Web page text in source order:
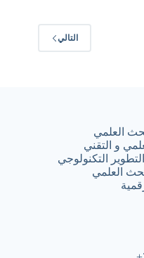
التالي
العلمي
و التقني
التكنولوجي
العلمي